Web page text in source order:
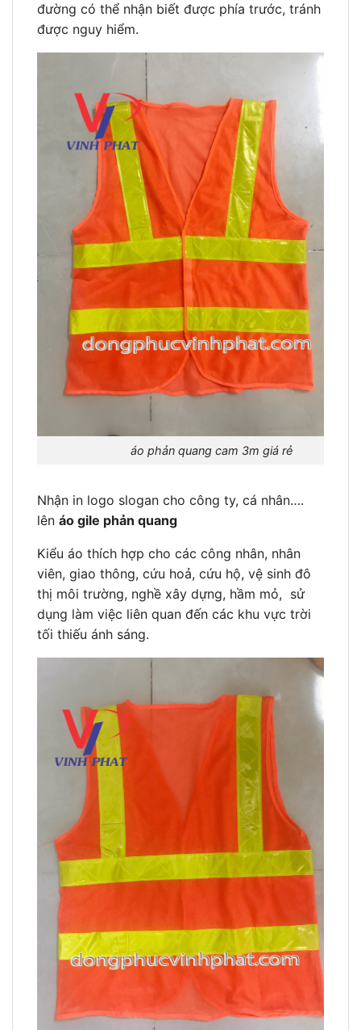
đường có thể nhận biết được phía trước, tránh
được nguy hiểm.
áo phản quang cam 3m giá rẻ
Nhận in logo slogan cho công ty, cá nhân….
lên áo gile phản quang
Kiểu áo thích hợp cho các công nhân, nhân
viên, giao thông, cứu hoả, cứu hộ, vệ sinh đô
thị môi trường, nghề xây dựng, hầm mỏ, sử
dụng làm việc liên quan đến các khu vực trời
tối thiếu ánh sáng.